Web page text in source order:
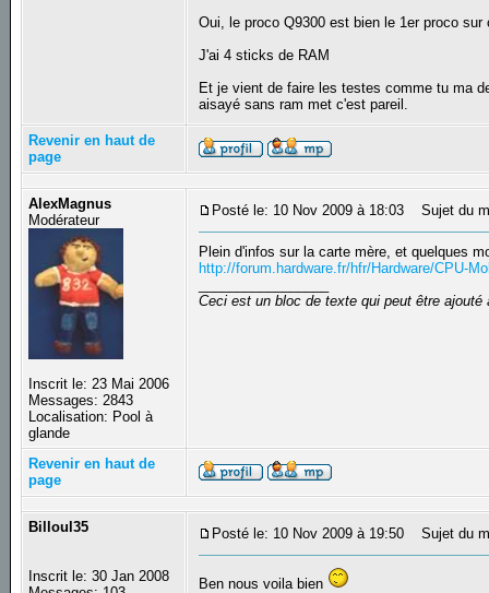
Oui, le proco Q9300 est bien le 1er proco sur
J'ai 4 sticks de RAM
Et je vient de faire les testes comme tu ma
aisayé sans ram met c'est pareil.
Revenir en haut de
page
AlexMagnus
Modérateur
Inscrit le: 23 Mai 2006
Messages: 2843
Localisation: Pool à
glande
Posté le: 10 Nov 2009 à 18:03 Sujet du
Plein d'infos sur la carte mère, et quelques
http://forum.hardware.fr/hfr/Hardware/CPU-
Ceci est un bloc de texte qui peut être
Revenir en haut de
page
Billoul35
Inscrit le: 30 Jan 2008
Posté le: 10 Nov 2009 à 19:50 Sujet du
Ben nous voila bien